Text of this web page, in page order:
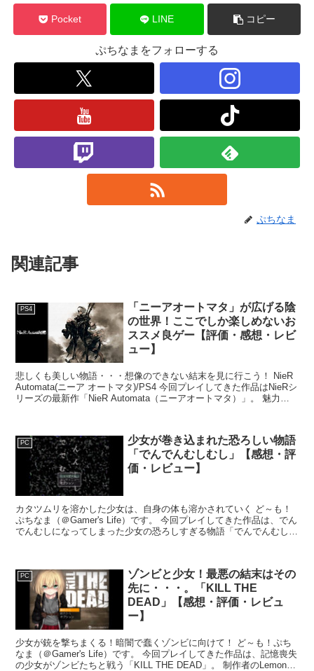
Pocket LINE コピー
ぷちなまをフォローする
ぷちなま
関連記事
PS4
「ニーアオートマタ」が広げる陰
の世界！ここでしか楽しめないお
ススメ良ゲー【評価・感想・レビ
ュー】
悲しくも美しい物語・・・想像のできない結末を見に行こう！ NieR
Automata(ニーア オートマタ)/PS4 今回プレイしてきた作品はNieRシ
リーズの最新作「NieR Automata（ニーアオートマタ）」。 魅力的
PC
少女が巻き込まれた恐ろしい物語
「でんでんむしむし」【感想・評
価・レビュー】
カタツムリを溶かした少女は、自身の体も溶かされていく ど～も！
ぷちなま（＠Gamer's Life）です。 今回プレイしてきた作品は、でん
でんむしになってしまった少女の恐ろしすぎる物語「でんでんむしむ
PC
ゾンビと少女！最悪の結末はその
先に・・・。「KILL THE
DEAD」【感想・評価・レビュ
ー】
少女が銃を撃ちまくる！暗闇で蠢くゾンビに向けて！ ど～も！ぷち
なま（＠Gamer's Life）です。 今回プレイしてきた作品は、記憶喪失
の少女がゾンビたちと戦う「KILL THE DEAD」。 制作者のLemonNa